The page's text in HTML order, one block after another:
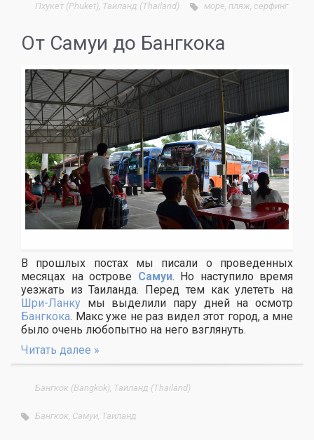
Пхукет (Phuket), Таиланд (Thailand) море, пляж, серфинг
От Самуи до Бангкока
В прошлых постах мы писали о проведенных
месяцах на острове Самуи. Но наступило время
уезжать из Таиланда. Перед тем как улететь на
Шри-Ланку мы выделили пару дней на осмотр
Бангкока. Макс уже не раз видел этот город, а мне
было очень любопытно на него взглянуть.
Читать далее »
Бангкок (Bangkok) Таиланд (Thailand)
Бангкок Самуи Таиланд